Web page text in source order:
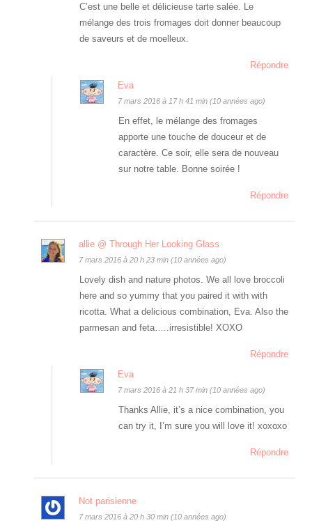
C’est une belle et délicieuse tarte salée. Le
mélange des trois fromages doit donner beaucoup
de saveurs et de moelleux.
Répondre
Eva
7 mars 2016 à 17 h 41 min (10 années ago)
En effet, le mélange des fromages
apporte une touche de douceur et de
caractère. Ce soir, elle sera de nouveau
sur notre table. Bonne soirée !
Répondre
allie @ Through Her Looking Glass
7 mars 2016 à 20 h 23 min (10 années ago)
Lovely dish and nature photos. We all love broccoli
here and so yummy that you paired it with with
ricotta. What a delicious combination, Eva. Also the
parmesan and feta…..irresistible! XOXO
Répondre
Eva
7 mars 2016 à 21 h 37 min (10 années ago)
Thanks Allie, it’s a nice combination, you
can try it, I’m sure you will love it! xoxoxo
Répondre
Not parisienne
7 mars 2016 à 20 h 30 min (10 années ago)